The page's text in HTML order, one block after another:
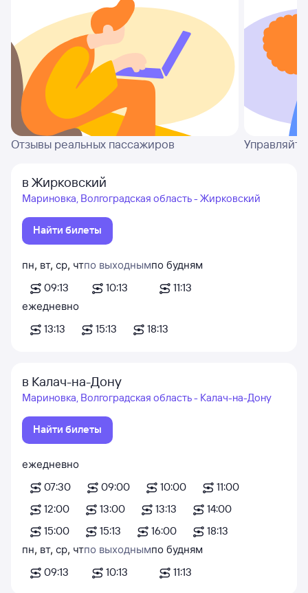
Отзывы реальных пассажиров
в Жирковский
Мариновка, Волгоградская область - Жирковский
Найти билеты
пн, вт, ср, чт
09:13
по выходным
10:13
по будням
11:13
ежедневно
13:13
15:13 18:13
в Калач-на-Дону
Мариновка, Волгоградская область - Калач-на-Дону
Найти билеты
ежедневно
07:30
09:00 10:00
11:00
12:00
13:00 13:13
14:00
15:00
15:13 16:00
18:13
пн, вт, ср, чт
09:13
по выходным
10:13
по будням
11:13